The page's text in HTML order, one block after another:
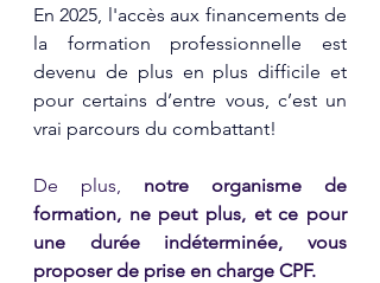
En 2025, l'accès aux financements de
la formation professionnelle est
devenu de plus en plus difficile et
pour certains d’entre vous, c’est un
vrai parcours du combattant!
De plus, notre organisme de
formation, ne peut plus, et ce pour
une durée indéterminée, vous
proposer de prise en charge CPF.